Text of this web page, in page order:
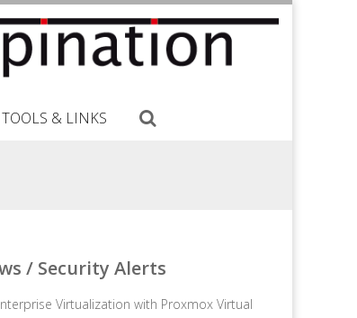
TOOLS & LINKS
/ Security Alerts
Virtualization with Proxmox Virtual